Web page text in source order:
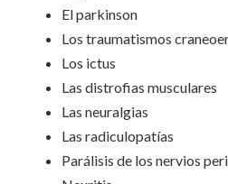
El parkinson
Los traumatismos
Los ictus
Las distrofias musculares
Las neuralgias
Las radiculopatías
Parálisis de los nervios